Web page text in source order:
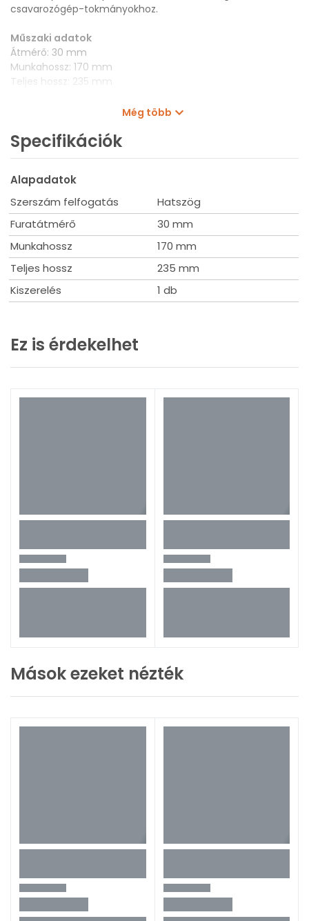
csavarozógép-tokmányokhoz.
Műszaki adatok
Átmérő: 30 mm
Munkahossz: 170 mm
Teljes hossz: 235 mm
Még több
Specifikációk
Alapadatok
Szerszám felfogatás
Hatszög
Furatátmérő
30 mm
Munkahossz
170 mm
Teljes hossz
235 mm
Kiszerelés
1 db
Ez is érdekelhet
Mások ezeket nézték